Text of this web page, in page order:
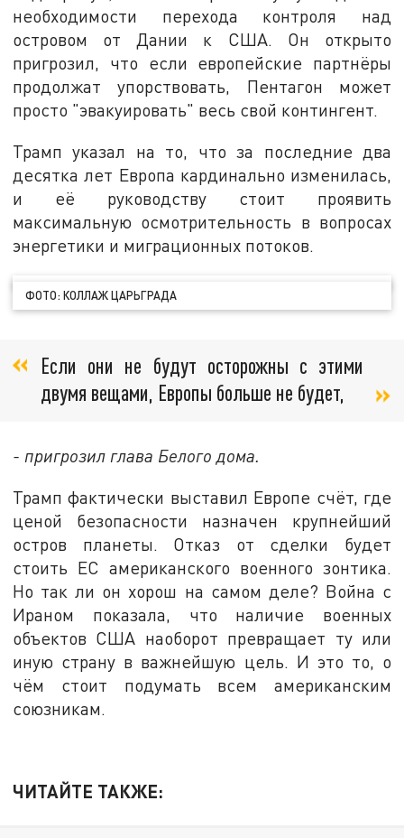
необходимости перехода контроля над
островом от Дании к США. Он открыто
пригрозил, что если европейские партнёры
продолжат упорствовать, Пентагон может
просто "эвакуировать" весь свой контингент.
Трамп указал на то, что за последние два
десятка лет Европа кардинально изменилась,
и её руководству стоит проявить
максимальную осмотрительность в вопросах
энергетики и миграционных потоков.
ФОТО: КОЛЛАЖ ЦАРЬГРАДА
Если они не будут осторожны с этими
двумя вещами, Европы больше не будет,
- пригрозил глава Белого дома.
Трамп фактически выставил Европе счёт, где
ценой безопасности назначен крупнейший
остров планеты. Отказ от сделки будет
стоить ЕС американского военного зонтика.
Но так ли он хорош на самом деле? Война с
Ираном показала, что наличие военных
объектов США наоборот превращает ту или
иную страну в важнейшую цель. И это то, о
чём стоит подумать всем американским
союзникам.
ЧИТАЙТЕ ТАКЖЕ: